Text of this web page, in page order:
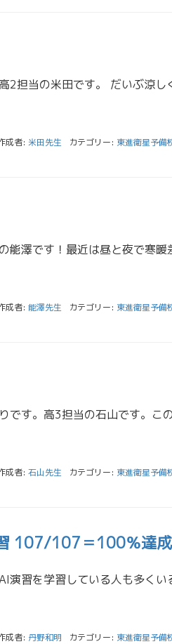
成者: 米田先生 カテゴリー: 東進衛星予備
成者: 能澤先生 カテゴリー: 東進衛星予備
成者: 石山先生 カテゴリー: 東進衛星予備
107/107＝100％達
成者: 丹野和明 カテゴリー: 東進衛星予備